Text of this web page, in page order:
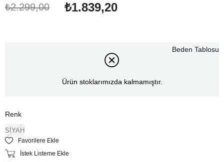
₺2.299,00 ₺1.839,20
Ürün stoklarımızda kalmamıştır.
Beden Tablosu
Renk
SİYAH
Favorilere Ekle
İstek Listeme Ekle